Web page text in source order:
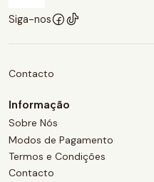
Siga-nos
Contacto
Informação
Sobre Nós
Modos de Pagamento
Termos e Condições
Contacto